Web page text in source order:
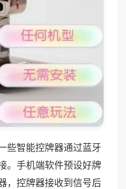
些智能控牌器通过蓝牙
。手机端软件预设好牌
，控牌器接收到信号后